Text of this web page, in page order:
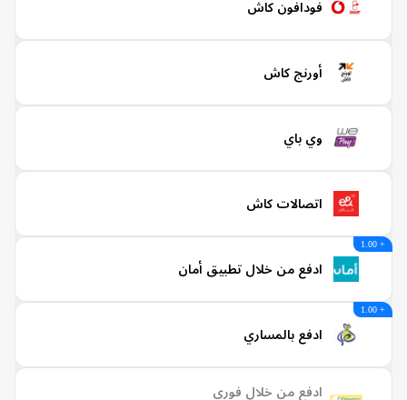
فودافون كاش
أورنج كاش
وي باي
اتصالات كاش
ادفع من خلال تطبيق أمان
ادفع بالمساري
ادفع من خلال فوري